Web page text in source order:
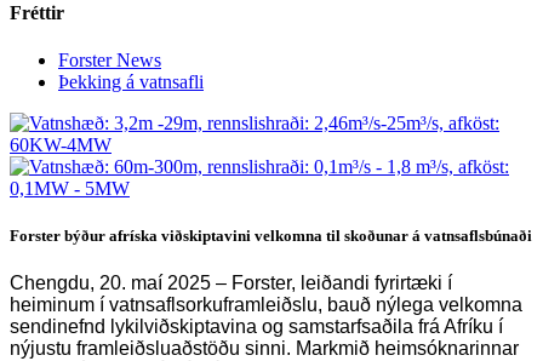
Fréttir
Forster News
Þekking á vatnsafli
Forster býður afríska viðskiptavini velkomna til skoðunar á vatnsaflsbúnaði
Chengdu, 20. maí 2025 – Forster, leiðandi fyrirtæki í
heiminum í vatnsaflsorkuframleiðslu, bauð nýlega velkomna
sendinefnd lykilviðskiptavina og samstarfsaðila frá Afríku í
nýjustu framleiðsluaðstöðu sinni. Markmið heimsóknarinnar